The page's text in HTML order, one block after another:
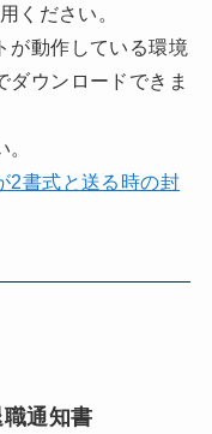
ください。
が動作している環境
ダウンロードできま
2書式と送る時の封
通知書